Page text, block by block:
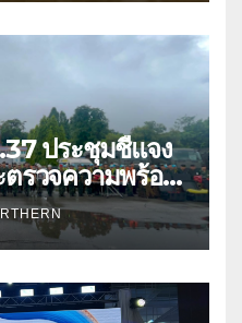
ประชุมชี้แจง
ตรวจความพร้อม
ารณภัย